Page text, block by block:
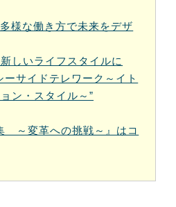
様な働き方で未来をデザ
しいライフスタイルに
ーサイドテレワーク～イト
ン・スタイル～”
～変革への挑戦～』はコ